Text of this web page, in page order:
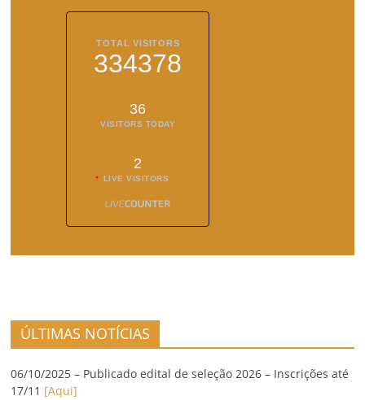
TOTAL VISITORS
334378
36
VISITORS TODAY
2
LIVE VISITORS
ÚLTIMAS NOTÍCIAS
06/10/2025 – Publicado edital de seleção 2026 – Inscrições até
17/11 [Aqui]